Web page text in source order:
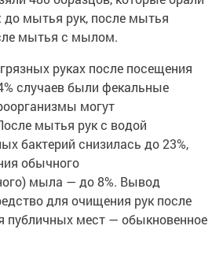
до мытья рук, после мытья
мытья с мылом.
руках после посещения
случаев были фекальные
могут
мытья рук с водой
бактерий снизилась до 23%,
обычного
мыла — до 8%. Вывод
для очищения рук после
публичных мест — обыкновенное